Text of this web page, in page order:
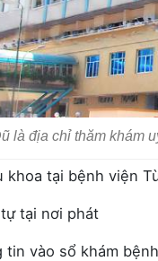
là địa chỉ thăm khám
khoa tại bệnh viện
tại nơi phát
tin vào sổ khám